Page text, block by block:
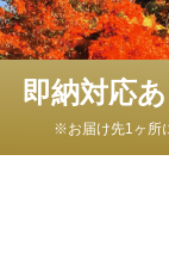
即納対応あ
※お届け先1ヶ所